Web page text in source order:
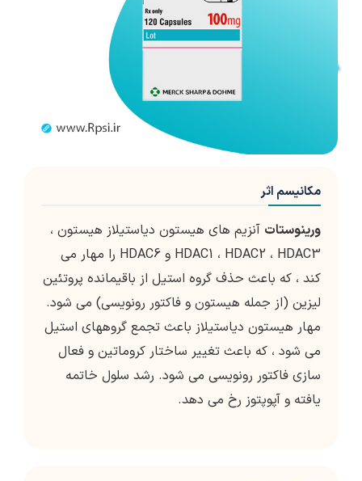
مکانیسم اثر
ورینوستات آنزیم های هیستون دیاستیلاز هیستون ،
HDAC1 ، HDAC2 ، HDAC3 و HDAC6 را مهار می
کند ، که باعث حذف گروه استیل از باقیمانده پروتئین
لیزین (از جمله هیستون و فاکتور رونویسی) می شود.
مهار هیستون دیاستیلاز باعث تجمع گروههای استیل
می شود ، که باعث تغییر ساختار کروماتین و فعال
سازی فاکتور رونویسی می شود. رشد سلول خاتمه
یافته و آپوپتوز رخ می دهد.